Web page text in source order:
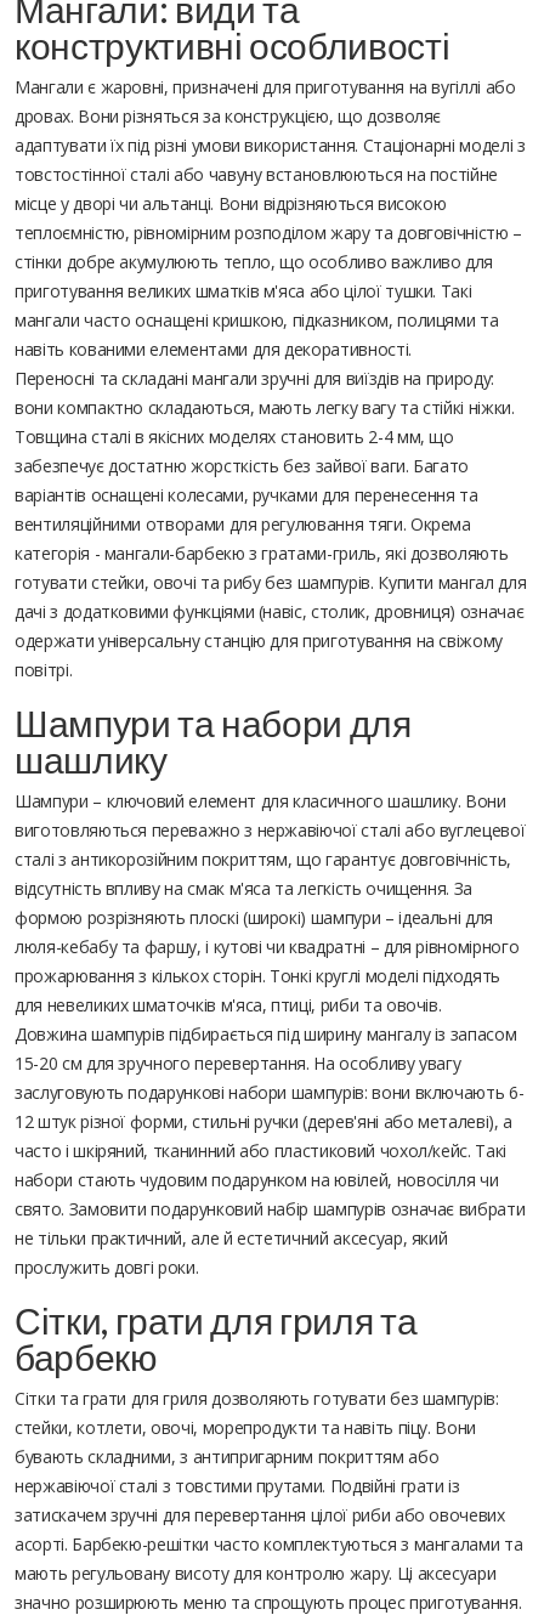
конструктивні особливості
Мангали є жаровні, призначені для приготування на вугіллі або
дровах. Вони різняться за конструкцією, що дозволяє
адаптувати їх під різні умови використання. Стаціонарні моделі з
товстостінної сталі або чавуну встановлюються на постійне
місце у дворі чи альтанці. Вони відрізняються високою
теплоємністю, рівномірним розподілом жару та довговічністю –
стінки добре акумулюють тепло, що особливо важливо для
приготування великих шматків м'яса або цілої тушки. Такі
мангали часто оснащені кришкою, підказником, полицями та
навіть кованими елементами для декоративності.
Переносні та складані мангали зручні для виїздів на природу:
вони компактно складаються, мають легку вагу та стійкі ніжки.
Товщина сталі в якісних моделях становить 2-4 мм, що
забезпечує достатню жорсткість без зайвої ваги. Багато
варіантів оснащені колесами, ручками для перенесення та
вентиляційними отворами для регулювання тяги. Окрема
категорія - мангали-барбекю з гратами-гриль, які дозволяють
готувати стейки, овочі та рибу без шампурів. Купити мангал для
дачі з додатковими функціями (навіс, столик, дровниця) означає
одержати універсальну станцію для приготування на свіжому
повітрі.
Шампури та набори для
шашлику
Шампури – ключовий елемент для класичного шашлику. Вони
виготовляються переважно з нержавіючої сталі або вуглецевої
сталі з антикорозійним покриттям, що гарантує довговічність,
відсутність впливу на смак м'яса та легкість очищення. За
формою розрізняють плоскі (широкі) шампури – ідеальні для
люля-кебабу та фаршу, і кутові чи квадратні – для рівномірного
прожарювання з кількох сторін. Тонкі круглі моделі підходять
для невеликих шматочків м'яса, птиці, риби та овочів.
Довжина шампурів підбирається під ширину мангалу із запасом
15-20 см для зручного перевертання. На особливу увагу
заслуговують подарункові набори шампурів: вони включають 6-
12 штук різної форми, стильні ручки (дерев'яні або металеві), а
часто і шкіряний, тканинний або пластиковий чохол/кейс. Такі
набори стають чудовим подарунком на ювілей, новосілля чи
свято. Замовити подарунковий набір шампурів означає вибрати
не тільки практичний, але й естетичний аксесуар, який
прослужить довгі роки.
Сітки, грати для гриля та
барбекю
Сітки та грати для гриля дозволяють готувати без шампурів:
стейки, котлети, овочі, морепродукти та навіть піцу. Вони
бувають складними, з антипригарним покриттям або
нержавіючої сталі з товстими прутами. Подвійні грати із
затискачем зручні для перевертання цілої риби або овочевих
асорті. Барбекю-решітки часто комплектуються з мангалами та
мають регульовану висоту для контролю жару. Ці аксесуари
значно розширюють меню та спрощують процес приготування.